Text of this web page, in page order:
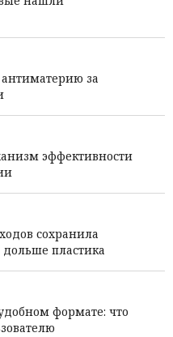
антиматерию за
эффективности
сохранила
пластика
формате: что